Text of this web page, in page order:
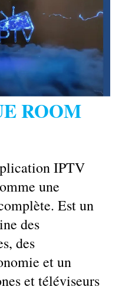
ROOM
IPTV
une
Est un
des
des
et un
et téléviseurs